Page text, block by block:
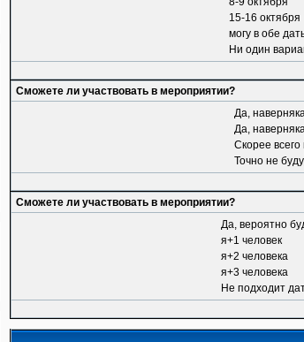
15-16 октября
могу в обе
Ни один
Сможете ли участвовать в мероприятии?
Да,
Да,
Скорее всего
Точно не
Сможете ли участвовать в мероприятии?
Да, вероятно
я+1 человек
я+2 человека
я+3 человека
Не подходит